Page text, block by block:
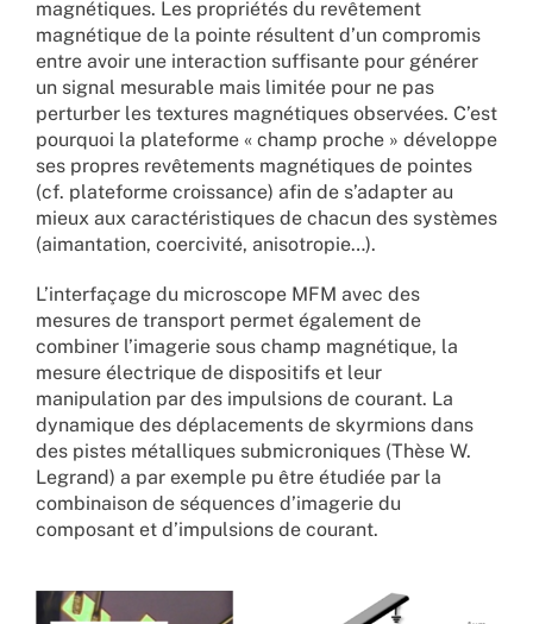
magnétiques. Les propriétés du revêtement
magnétique de la pointe résultent d’un compromis
entre avoir une interaction suffisante pour générer
un signal mesurable mais limitée pour ne pas
perturber les textures magnétiques observées. C’est
pourquoi la plateforme « champ proche » développe
ses propres revêtements magnétiques de pointes
(cf. plateforme croissance) afin de s’adapter au
mieux aux caractéristiques de chacun des systèmes
(aimantation, coercivité, anisotropie…).
L’interfaçage du microscope MFM avec des
mesures de transport permet également de
combiner l’imagerie sous champ magnétique, la
mesure électrique de dispositifs et leur
manipulation par des impulsions de courant. La
dynamique des déplacements de skyrmions dans
des pistes métalliques submicroniques (Thèse W.
Legrand) a par exemple pu être étudiée par la
combinaison de séquences d’imagerie du
composant et d’impulsions de courant.